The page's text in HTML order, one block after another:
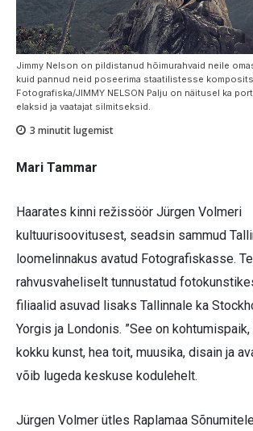
Jimmy Nelson on pildistanud hõimurahvaid neile
kuid pannud neid poseerima staatilistesse
Fotografiska/JIMMY NELSON Palju on näitusel ka
elaksid ja vaatajat silmitseksid.
3 minutit lugemist
Mari Tammar
Haarates kinni režissöör Jürgen Volmeri
kultuurisoovitusest, seadsin sammud
loomelinnakus avatud Fotografiskasse.
rahvusvaheliselt tunnustatud
filiaalid asuvad lisaks Tallinnale ka
Yorgis ja Londonis. ”See on
kokku kunst, hea toit, muusika, disain ja
võib lugeda keskuse kodulehelt.
Jürgen Volmer ütles Raplamaa